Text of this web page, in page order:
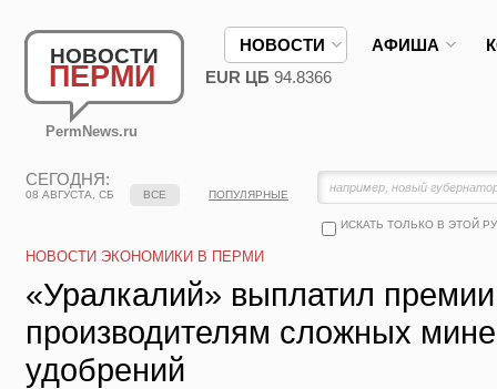
НОВОСТИ
ПЕРМИ
PermNews.ru
НОВОСТИ АФИША
EUR ЦБ 94.8366
СЕГОДНЯ:
08 АВГУСТА, СБ
ИСКАТЬ ТОЛЬКО В ЭТОЙ
ВСЕ ПОПУЛЯРНЫЕ
НОВОСТИ ЭКОНОМИКИ В ПЕРМИ
«Уралкалий» выплатил
производителям сложных
удобрений